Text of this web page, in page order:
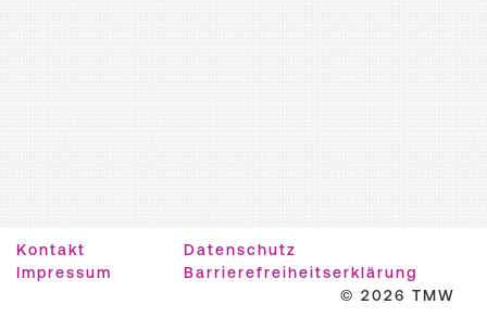
Kontakt
Datenschutz
Impressum
Barrierefreiheitserklärung
© 2026 TMW